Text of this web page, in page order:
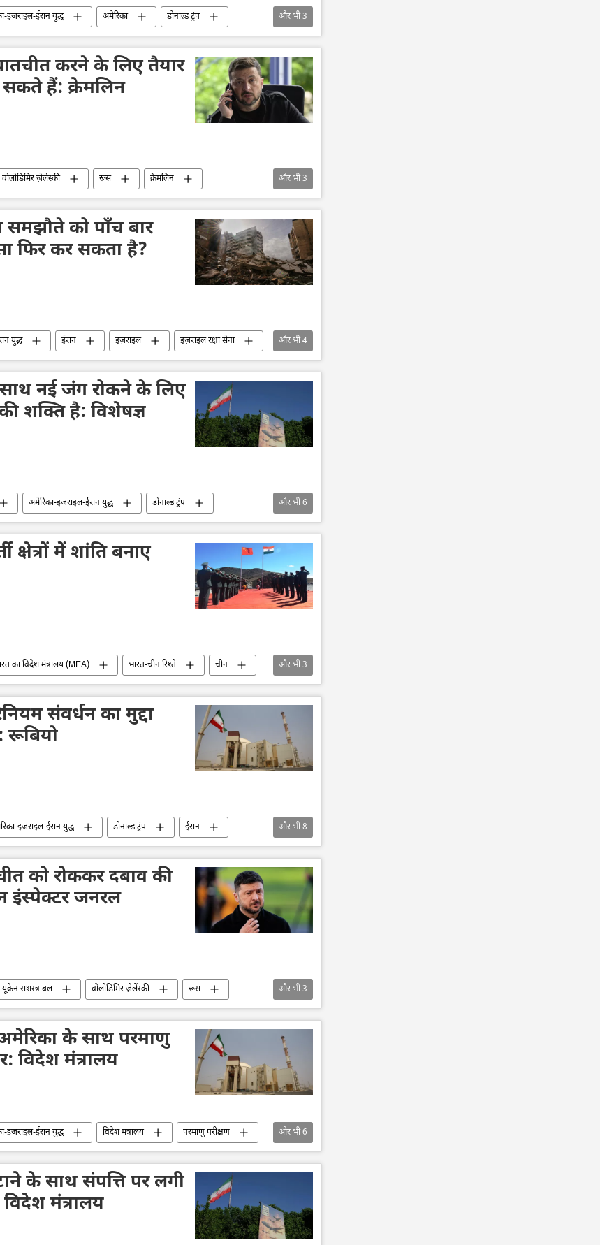
इजराइल-ईरान युद्ध अमेरिका
डोनाल्ड ट्रंप
और भी3
करने के लिए तैयार
हैं: क्रेमलिन
वोलोडिमिर ज़ेलेंस्की रूस
क्रेमलिन
शांति संधि
और भी3
समझौते को पाँच बार
फिर कर सकता है?
युद्ध ईरान इज़राइल
इज़राइल रक्षा सेना
Sputnik मान्यता
और भी4
नई जंग रोकने के लिए
शक्ति है: विशेषज्ञ
अमेरिका-इजराइल-ईरान युद्ध
डोनाल्ड ट्रंप
मिसाइल विध्वंसक लेबनान शांति संधि
और भी6
क्षेत्रों में शांति बनाए
का विदेश मंत्रालय (MEA) भारत-चीन रिश्ते
चीन
और भी3
संवर्धन का मुद्दा
रूबियो
इजराइल-ईरान युद्ध डोनाल्ड ट्रंप
ईरान
परमाणु परीक्षण परमाणु हथियार
परमाणु बम
और भी8
को रोककर दबाव की
इंस्पेक्टर जनरल
यूक्रेन सशस्त्र बल वोलोडिमिर ज़ेलेंस्की
रूस
और भी3
के साथ परमाणु
विदेश मंत्रालय
इजराइल-ईरान युद्ध विदेश मंत्रालय
परमाणु परीक्षण
परमाणु बम अमेरिका शांति संधि होर्मुज स्ट्रेट
और भी6
के साथ संपत्ति पर लगी
विदेश मंत्रालय